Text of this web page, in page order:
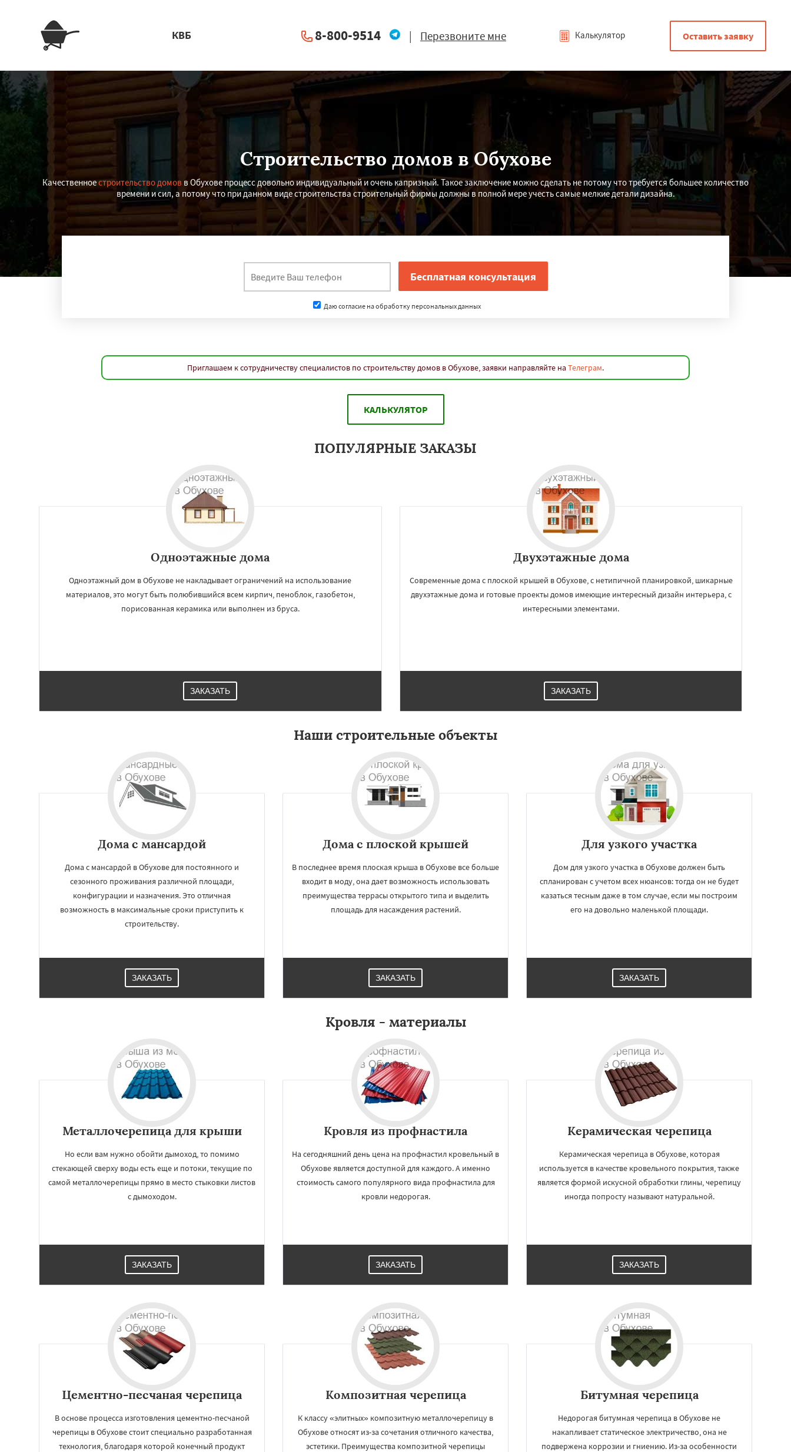
Работаем по
Софрино
Удельная
КВБ 8-800-9514 | Перезвоните мне Калькулятор Оставить заявку
Строительство домов в Обухове
Качественноестроительство домов в Обухове процесс довольно индивидуальный и очень капризный. Такое заключение можно сделать не потому что требуется большее количество
времени и сил, а потому что при данном виде строительства строительный фирмы должны в полной мере учесть самые мелкие детали дизайна.
Даю согласие на обработку персональных данных
Приглашаем к сотрудничеству специалистов по строительству домов в Обухове, заявки направляйте на Телеграм.
КАЛЬКУЛЯТОР
ПОПУЛЯРНЫЕ ЗАКАЗЫ
Одноэтажные дома
Одноэтажный дом в Обухове не накладывает ограничений на использование
материалов, это могут быть полюбившийся всем кирпич, пеноблок, газобетон,
порисованная керамика или выполнен из бруса.
ЗАКАЗАТЬ
Двухэтажные дома
Современные дома с плоской крышей в Обухове, с нетипичной планировкой, шикарные
двухэтажные дома и готовые проекты домов имеющие интересный дизайн интерьера, с
интересными элементами.
ЗАКАЗАТЬ
Наши строительные объекты
Дома с мансардой
Дома с мансардой в Обухове для постоянного и
сезонного проживания различной площади,
конфигурации и назначения. Это отличная
возможность в максимальные сроки приступить к
строительству.
ЗАКАЗАТЬ
Дома с плоской крышей
В последнее время плоская крыша в Обухове все больше
входит в моду, она дает возможность использовать
преимущества террасы открытого типа и выделить
площадь для насаждения растений.
ЗАКАЗАТЬ
Для узкого участка
Дом для узкого участка в Обухове должен быть
спланирован с учетом всех нюансов: тогда он не будет
казаться тесным даже в том случае, если мы построим
его на довольно маленькой площади.
ЗАКАЗАТЬ
Кровля - материалы
Металлочерепица для крыши
Но если вам нужно обойти дымоход, то помимо
стекающей сверху воды есть еще и потоки, текущие по
самой металлочерепицы прямо в место стыковки листов
с дымоходом.
ЗАКАЗАТЬ
Кровля из профнастила
На сегодняшний день цена на профнастил кровельный в
Обухове является доступной для каждого. А именно
стоимость самого популярного вида профнастила для
кровли недорогая.
ЗАКАЗАТЬ
Керамическая черепица
Керамическая черепица в Обухове, которая
используется в качестве кровельного покрытия, также
является формой искусной обработки глины, черепицу
иногда попросту называют натуральной.
ЗАКАЗАТЬ
Цементно-песчаная черепица
В основе процесса изготовления цементно-песчаной
черепицы в Обухове стоит специально разработанная
технология, благодаря которой конечный продукт
Композитная черепица
К классу «элитных» композитную металлочерепицу в
Обухове относят из-за сочетания отличного качества,
эстетики. Преимущества композитной черепицы
Битумная черепица
Недорогая битумная черепица в Обухове не
накапливает статическое электричество, она не
подвержена коррозии и гниению. Из-за особенности
УЗНАТЬ ПОДРОБНЕЕ
Даю согласие на обработку персональных данных